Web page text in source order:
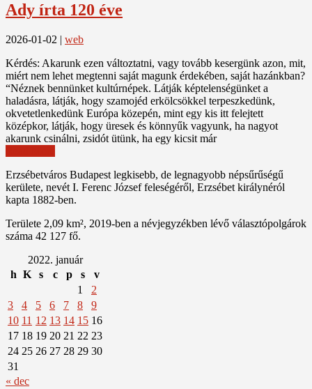
Ady írta 120 éve
2026-01-02 | web
Kérdés: Akarunk ezen változtatni, vagy tovább kesergünk azon, mit,
miért nem lehet megtenni saját magunk érdekében, saját hazánkban?
“Néznek bennünket kultúrnépek. Látják képtelenségünket a
haladásra, látják, hogy szamojéd erkölcsökkel terpeszkedünk,
okvetetlenkedünk Európa közepén, mint egy kis itt felejtett
középkor, látják, hogy üresek és könnyűk vagyunk, ha nagyot
akarunk csinálni, zsidót ütünk, ha egy kicsit már
Erzsébetváros Budapest legkisebb, de legnagyobb népsűrűségű
kerülete, nevét I. Ferenc József feleségéről, Erzsébet királynéról
kapta 1882-ben.
Területe 2,09 km², 2019-ben a névjegyzékben lévő választópolgárok
száma 42 127 fő.
2022. január
h K s c p s
v
1
2
3
4 5 6 7 8
9
10 11 12 13 14 15 16
17 18 19 20 21 22 23
24 25 26 27 28 29 30
31
« dec